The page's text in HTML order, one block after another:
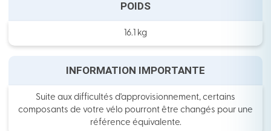
POIDS
16.1 kg
INFORMATION IMPORTANTE
Suite aux difficultés d'approvisionnement, certains
composants de votre vélo pourront être changés pour une
référence équivalente.